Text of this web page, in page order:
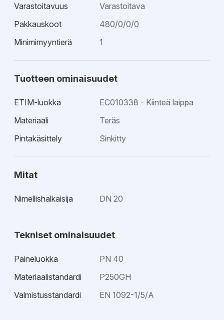
Varastoitavuus
Varastoitava
Pakkauskoot
480/0/0/0
Minimimyyntierä
1
Tuotteen ominaisuudet
ETIM-luokka
EC010338 - Kiinteä laippa
Materiaali
Teräs
Pintakäsittely
Sinkitty
Mitat
Nimellishalkaisija DN 20
Tekniset ominaisuudet
Paineluokka
PN 40
Materiaalistandardi
P250GH
Valmistusstandardi
EN 1092-1/5/A